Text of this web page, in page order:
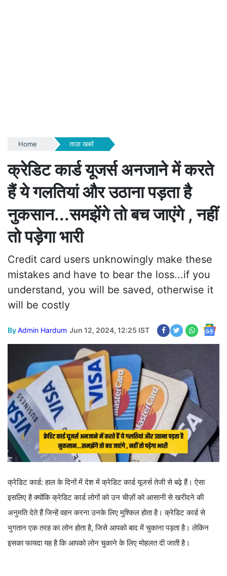
Home ताज़ा खबरें
क्रेडिट कार्ड यूजर्स अनजाने में करते
हैं ये गलतियां और उठाना पड़ता है
नुकसान...समझेंगे तो बच जाएंगे , नहीं
तो पड़ेगा भारी
Credit card users unknowingly make these
mistakes and have to bear the loss...if you
understand, you will be saved, otherwise it
will be costly
ByAdmin Hardum Jun 12, 2024, 12:25 IST
क्रेडिट कार्ड: हाल के दिनों में देश में क्रेडिट कार्ड यूजर्स तेजी से बढ़े हैं। ऐसा
इसलिए है क्योंकि क्रेडिट कार्ड लोगों को उन चीज़ों को आसानी से खरीदने की
अनुमति देते हैं जिन्हें वहन करना उनके लिए मुश्किल होता है। क्रेडिट कार्ड से
भुगतान एक तरह का लोन होता है, जिसे आपको बाद में चुकाना पड़ता है। लेकिन
इसका फायदा यह है कि आपको लोन चुकाने के लिए मोहलत दी जाती है।